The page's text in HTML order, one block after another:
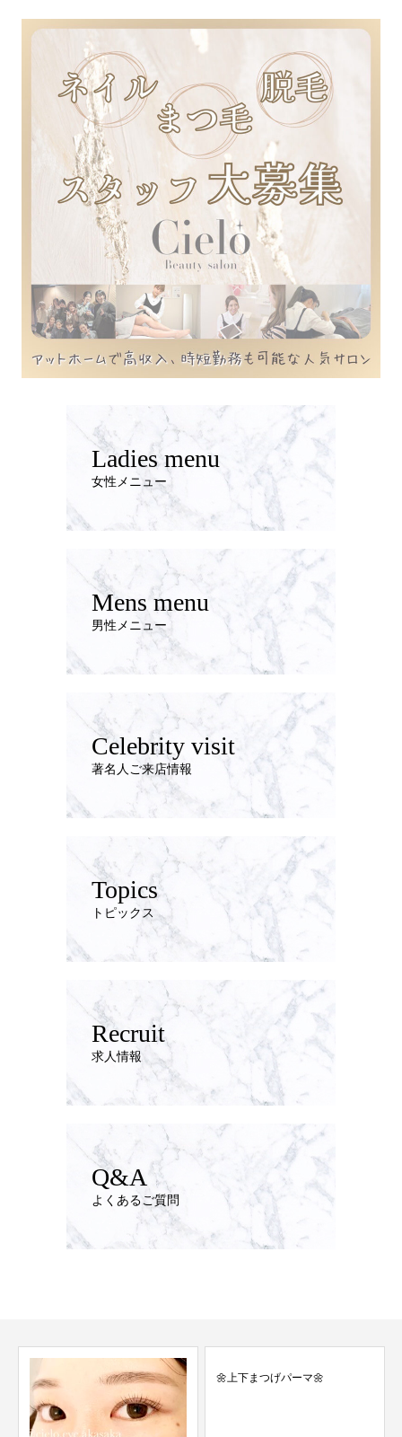
Ladies menu
女性メニュー
Mens menu
男性メニュー
Celebrity visit
著名人ご来店情報
Topics
トピックス
Recruit
求人情報
Q&A
よくあるご質問
🌼上下まつげパーマ🌼 当店イチオシW脱毛とは★